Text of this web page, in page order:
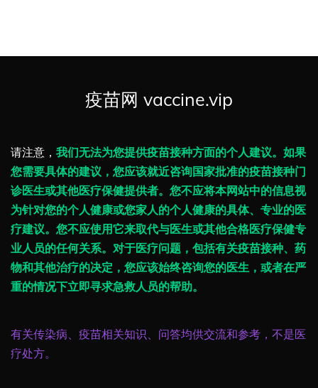
疫苗网 vaccine.vip
请注意， 我们无法为您提供疫苗接种方面的个人建议。如果
您需要具体的建议，您应该就近咨询国家批准的疫苗接种门
诊医生或其他医疗保健提供者。您不应将本网站中的信息视
为针对您的个人健康或您家人的个人健康的具体、专业的医
疗建议。您不应使用它来取代与医生或其他合格医疗保健专
业人员的任何关系。对于医疗问题，包括有关疫苗接种、药
物和其他治疗的决定，您应该始终咨询您的医生，或者在严
重的情况下立即寻求急救人员的帮助。
有关传染病、疫苗相关知识、问答均供交流和参考，不是医
疗处方。